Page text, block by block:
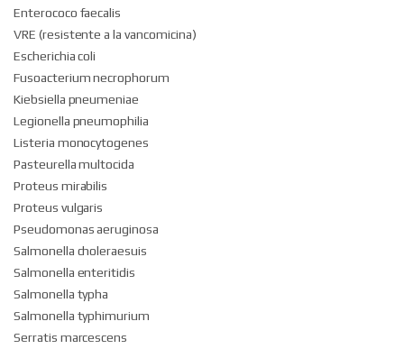
Enterococo faecalis
VRE (resistente a la vancomicina)
Escherichia coli
Fusoacterium necrophorum
Kiebsiella pneumeniae
Legionella pneumophilia
Listeria monocytogenes
Pasteurella multocida
Proteus mirabilis
Proteus vulgaris
Pseudomonas aeruginosa
Salmonella choleraesuis
Salmonella enteritidis
Salmonella typha
Salmonella typhimurium
Serratis marcescens